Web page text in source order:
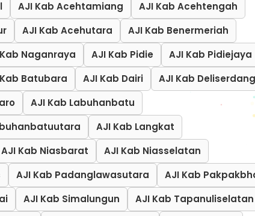
AJI Kab Acehtamiang
AJI Kab Acehtengah
AJI Kab Acehutara
AJI Kab Benermeriah
Naganraya AJI Kab Pidie
AJI Kab Pidiejaya
Batubara AJI Kab Dairi
AJI Kab Deliserdang
AJI Kab Labuhanbatu
AJI Kab Langkat
AJI Kab Niasbarat
AJI Kab Niasselatan
AJI Kab Padanglawasutara
AJI Kab
AJI Kab Simalungun
AJI Kab Tapanuliselatan